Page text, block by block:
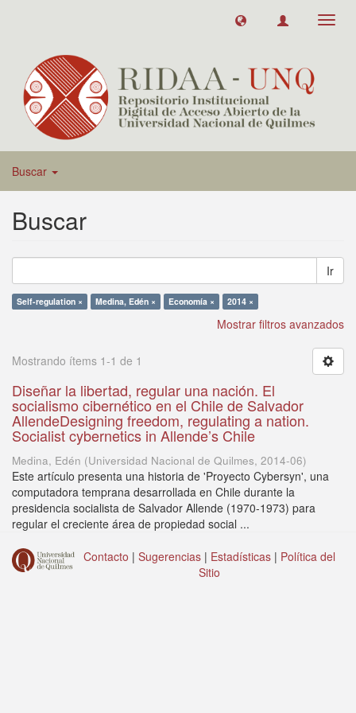
Buscar
Buscar
Ir
Self-regulation × Medina, Edén × Economía × 2014 ×
Mostrar filtros avanzados
Mostrando ítems 1-1 de 1
Diseñar la libertad, regular una nación. El
socialismo cibernético en el Chile de Salvador
AllendeDesigning freedom, regulating a nation.
Socialist cybernetics in Allende’s Chile
Medina, Edén (Universidad Nacional de Quilmes, 2014-06)
Este artículo presenta una historia de 'Proyecto Cybersyn', una
computadora temprana desarrollada en Chile durante la
presidencia socialista de Salvador Allende (1970-1973) para
regular el creciente área de propiedad social ...
Contacto | Sugerencias | Estadísticas | Política del
Sitio